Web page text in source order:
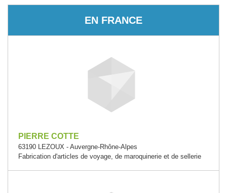
EN FRANCE
PIERRE COTTE
63190 LEZOUX - Auvergne-Rhône-Alpes
Fabrication d'articles de voyage, de maroquinerie et de sellerie